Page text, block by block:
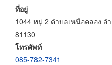
ที่อยู่
1044 หมู่ 2 ตำบลเหนือคลอง อ
81130
โทรศัพท์
085-782-7341